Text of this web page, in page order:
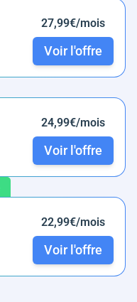
27,99€/mois
Voir l'offre
24,99€/mois
Voir l'offre
22,99€/mois
Voir l'offre